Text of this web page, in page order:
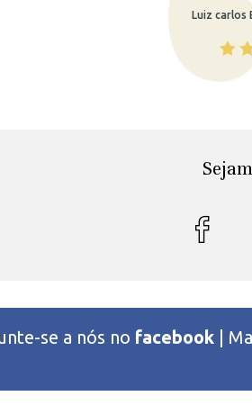
Rafaela
se a nós no facebook |